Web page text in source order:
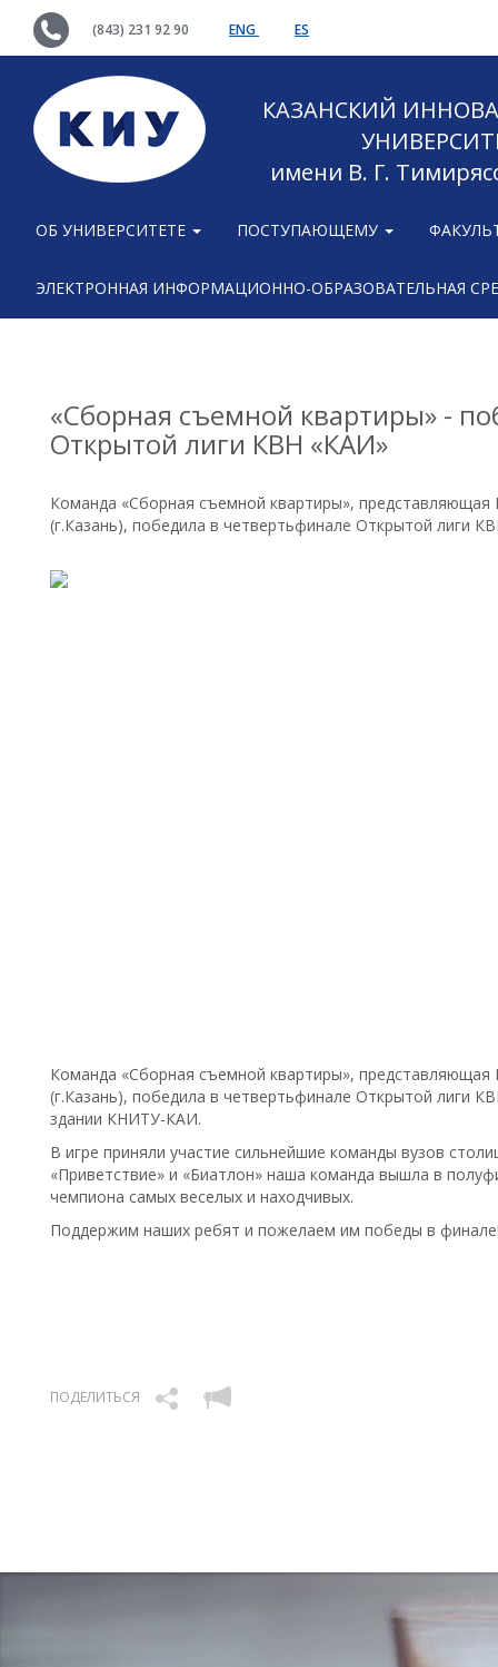
(843) 231 92 90 ENG ES
КАЗАНСКИЙ
имени В. Г.
ОБ УНИВЕРСИТЕТЕ ПОСТУПАЮЩЕМУ
ЭЛЕКТРОННАЯ ИНФОРМАЦИОННО-ОБРАЗОВАТЕЛЬНАЯ
«Сборная съемной квартиры» -
Открытой лиги КВН «КАИ»
Команда «Сборная съемной квартиры», представляющая
(г.Казань), победила в четвертьфинале Открытой лиги
Команда «Сборная съемной квартиры», представляющая
(г.Казань), победила в четвертьфинале Открытой лиги
здании КНИТУ-КАИ.
В игре приняли участие сильнейшие команды вузов
«Приветствие» и «Биатлон» наша команда вышла в
чемпиона самых веселых и находчивых.
Поддержим наших ребят и пожелаем им победы в
ПОДЕЛИТЬСЯ